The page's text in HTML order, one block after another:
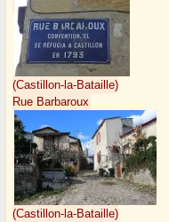
(Castillon-la-Bataille)
Rue Barbaroux
(Castillon-la-Bataille)